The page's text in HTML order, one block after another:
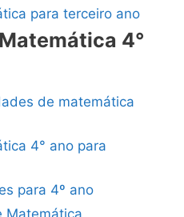
para terceiro ano
4°
de matemática
4° ano para
para 4º ano